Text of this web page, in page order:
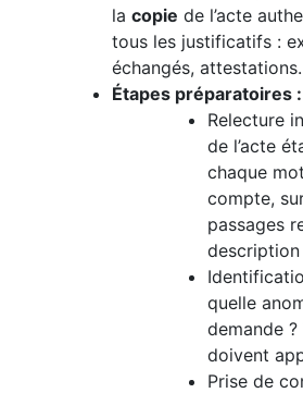
la copie de l’acte
tous les justificatifs :
échangés, attestations.
Étapes préparatoires :
Relecture
de l’acte
chaque
compte,
passages
description
quelle
demande
doivent
Prise de